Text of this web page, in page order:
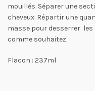
mouillés. Séparer une
cheveux. Répartir une
masse pour desserrer
comme souhaitez.
Flacon : 237ml